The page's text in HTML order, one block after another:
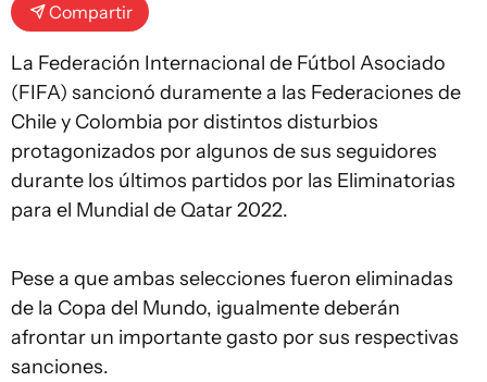
Compartir
La Federación Internacional de Fútbol Asociado
(FIFA) sancionó duramente a las Federaciones de
Chile y Colombia por distintos disturbios
protagonizados por algunos de sus seguidores
durante los últimos partidos por las Eliminatorias
para el Mundial de Qatar 2022.
Pese a que ambas selecciones fueron eliminadas
de la Copa del Mundo, igualmente deberán
afrontar un importante gasto por sus respectivas
sanciones.